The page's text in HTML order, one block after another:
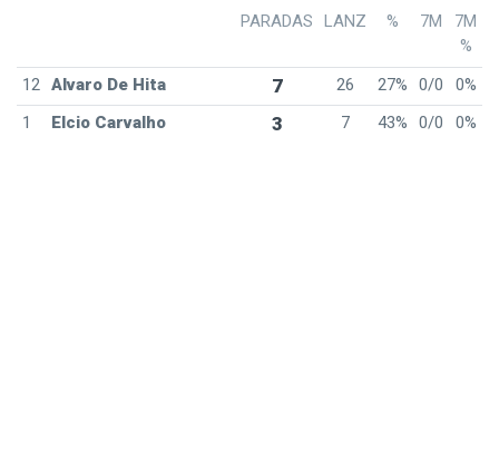
PARADAS LANZ % 7M
7M
%
12 Alvaro De Hita 7 26 27% 0/0
0%
1
Elcio Carvalho 3 7 43% 0/0 0%